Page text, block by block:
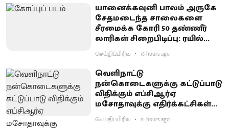
யானைக்கவுனி பாலம் அருகே
சேதமடைந்த சாலைகளை
சீரமைக்க கோரி 50 தண்ணீர்
லாரிகள் சிறைபிடிப்பு: ரயில்வே
குடியிருப்புவாசிகள் போராட்டம்
செய்திப்பிரிவு 16 hours ago
வெளிநாட்டு
நன்கொடைகளுக்கு கட்டுப்பாடு
விதிக்கும் எப்சிஆர்ஏ
மசோதாவுக்கு எதிர்க்கட்சிகள்
கடும் எதிர்ப்பு
செய்திப்பிரிவு 19 hours ago